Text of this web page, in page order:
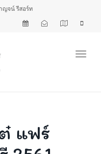
ญจน์ รีสอร์ท
แฟร์